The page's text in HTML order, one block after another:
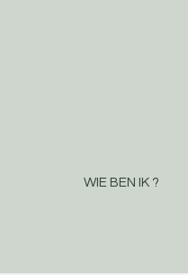
WIE BEN IK ?